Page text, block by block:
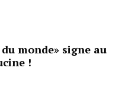
monde» signe au
!